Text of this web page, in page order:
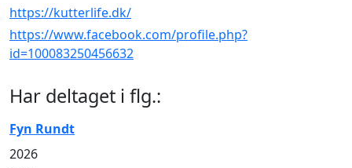
https://kutterlife.dk/
https://www.facebook.com/profile.php?
id=100083250456632
Har deltaget i flg.:
Fyn Rundt
2026